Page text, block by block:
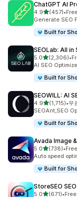
ChatGPT AI
4.9별 5개 중
(457)
총 리뷰 457개
•
Generate SEO
Built for
SEOLab: All in
5.0별 5개 중
(2,306)
총 리뷰 2306개
•
AI SEO
Built for
SEOWILL: AI
4.9별 5개 중
(1,715)
총 리뷰 1715개
•무
SEOAnt,SEO
Built for
Avada Image
5.0별 5개 중
(738)
총 리뷰 738개
•
Auto speed
Built for
StoreSEO
5.0별 5개 중
(671)•